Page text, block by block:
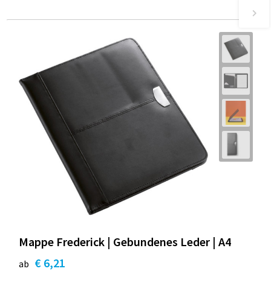
Mappe Frederick | Gebundenes Leder | A4
ab € 6,21